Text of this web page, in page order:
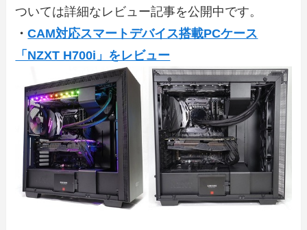
ついては詳細なレビュー記事を公開中です。
・CAM対応スマートデバイス搭載PCケース
「NZXT H700i」をレビュー